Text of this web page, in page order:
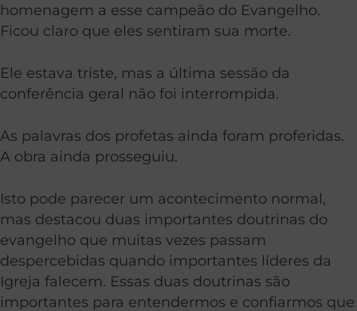
homenagem a esse campeão do Evangelho.
Ficou claro que eles sentiram sua morte.
Ele estava triste, mas a última sessão da
conferência geral não foi interrompida.
As palavras dos profetas ainda foram proferidas.
A obra ainda prosseguiu.
Isto pode parecer um acontecimento normal,
mas destacou duas importantes doutrinas do
evangelho que muitas vezes passam
despercebidas quando importantes líderes da
Igreja falecem. Essas duas doutrinas são
importantes para entendermos e confiarmos que